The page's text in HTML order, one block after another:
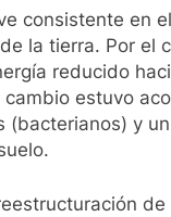
consistente en
la tierra. Por el
reducido
estuvo
(bacterianos) y
de